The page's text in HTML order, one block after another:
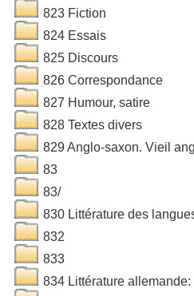
823 Fiction
824 Essais
825 Discours
826 Correspondance
827 Humour, satire
828 Textes divers
829 Anglo-saxon. Vieil
83
83/
830 Littérature des
832
833
834 Littérature allemande: